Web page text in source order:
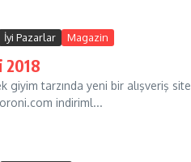
İyi Pazarlar Magazin
2018
giyim tarzında yeni bir alışveriş
indiriml...